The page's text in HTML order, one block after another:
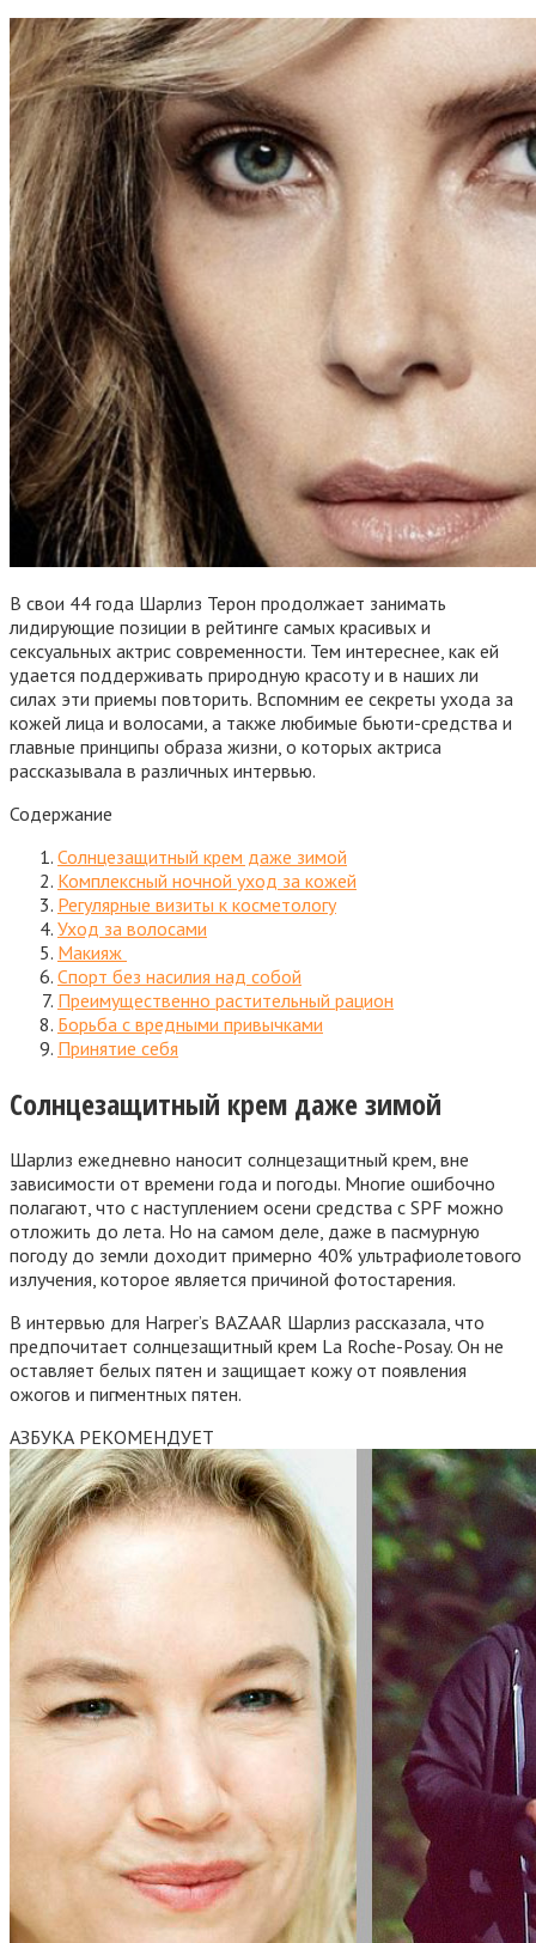
В свои 44 года Шарлиз Терон продолжает занимать
лидирующие позиции в рейтинге самых красивых и
сексуальных актрис современности. Тем интереснее, как ей
удается поддерживать природную красоту и в наших ли
силах эти приемы повторить. Вспомним ее секреты ухода за
кожей лица и волосами, а также любимые бьюти-средства и
главные принципы образа жизни, о которых актриса
рассказывала в различных интервью.
Содержание
Солнцезащитный крем даже зимой
Комплексный ночной уход за кожей
Регулярные визиты к косметологу
Уход за волосами
Макияж
Спорт без насилия над собой
Преимущественно растительный рацион
Борьба с вредными привычками
Принятие себя
Солнцезащитный крем даже зимой
Шарлиз ежедневно наносит солнцезащитный крем, вне
зависимости от времени года и погоды. Многие ошибочно
полагают, что с наступлением осени средства с SPF можно
отложить до лета. Но на самом деле, даже в пасмурную
погоду до земли доходит примерно 40% ультрафиолетового
излучения, которое является причиной фотостарения.
В интервью для Harper’s BAZAAR Шарлиз рассказала, что
предпочитает солнцезащитный крем La Roche-Posay. Он не
оставляет белых пятен и защищает кожу от появления
ожогов и пигментных пятен.
АЗБУКА РЕКОМЕНДУЕТ